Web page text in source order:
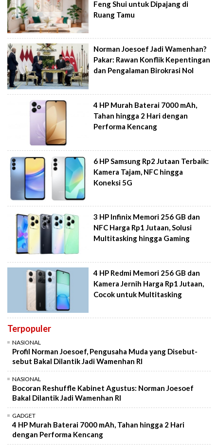
Feng Shui untuk Dipajang di
Ruang Tamu
Norman Joesoef Jadi Wamenhan?
Pakar: Rawan Konflik Kepentingan
dan Pengalaman Birokrasi Nol
4 HP Murah Baterai 7000 mAh,
Tahan hingga 2 Hari dengan
Performa Kencang
6 HP Samsung Rp2 Jutaan Terbaik:
Kamera Tajam, NFC hingga
Koneksi 5G
3 HP Infinix Memori 256 GB dan
NFC Harga Rp1 Jutaan, Solusi
Multitasking hingga Gaming
4 HP Redmi Memori 256 GB dan
Kamera Jernih Harga Rp1 Jutaan,
Cocok untuk Multitasking
Terpopuler
NASIONAL
Profil Norman Joesoef, Pengusaha Muda yang Disebut-
sebut Bakal Dilantik Jadi Wamenhan RI
NASIONAL
Bocoran Reshuffle Kabinet Agustus: Norman Joesoef
Bakal Dilantik Jadi Wamenhan RI
GADGET
4 HP Murah Baterai 7000 mAh, Tahan hingga 2 Hari
dengan Performa Kencang